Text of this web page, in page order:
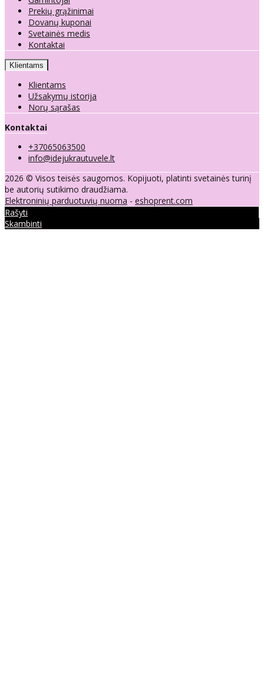
Prekių grąžinimai
Dovanų kuponai
Svetainės medis
Kontaktai
Klientams
Klientams
Užsakymų istorija
Norų sąrašas
Kontaktai
+37065063500
info@idejukrautuvele.lt
2026 © Visos teisės saugomos. Kopijuoti, platinti svetainės turinį
be autorių sutikimo draudžiama.
Elektroninių parduotuvių nuoma - eshoprent.com
Rašyti
Skambinti